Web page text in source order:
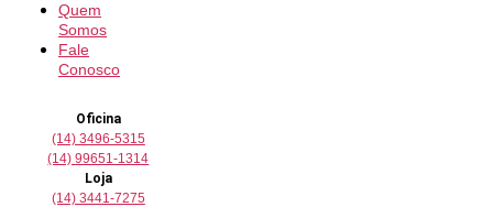
Quem
Somos
Fale
Conosco
Oficina
(14) 3496-5315
(14) 99651-1314
Loja
(14) 3441-7275